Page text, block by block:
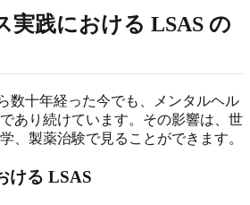
実践における LSAS の
数十年経った今でも、メンタルヘル
あり続けています。その影響は、世
、製薬治験で見ることができます。
ける LSAS